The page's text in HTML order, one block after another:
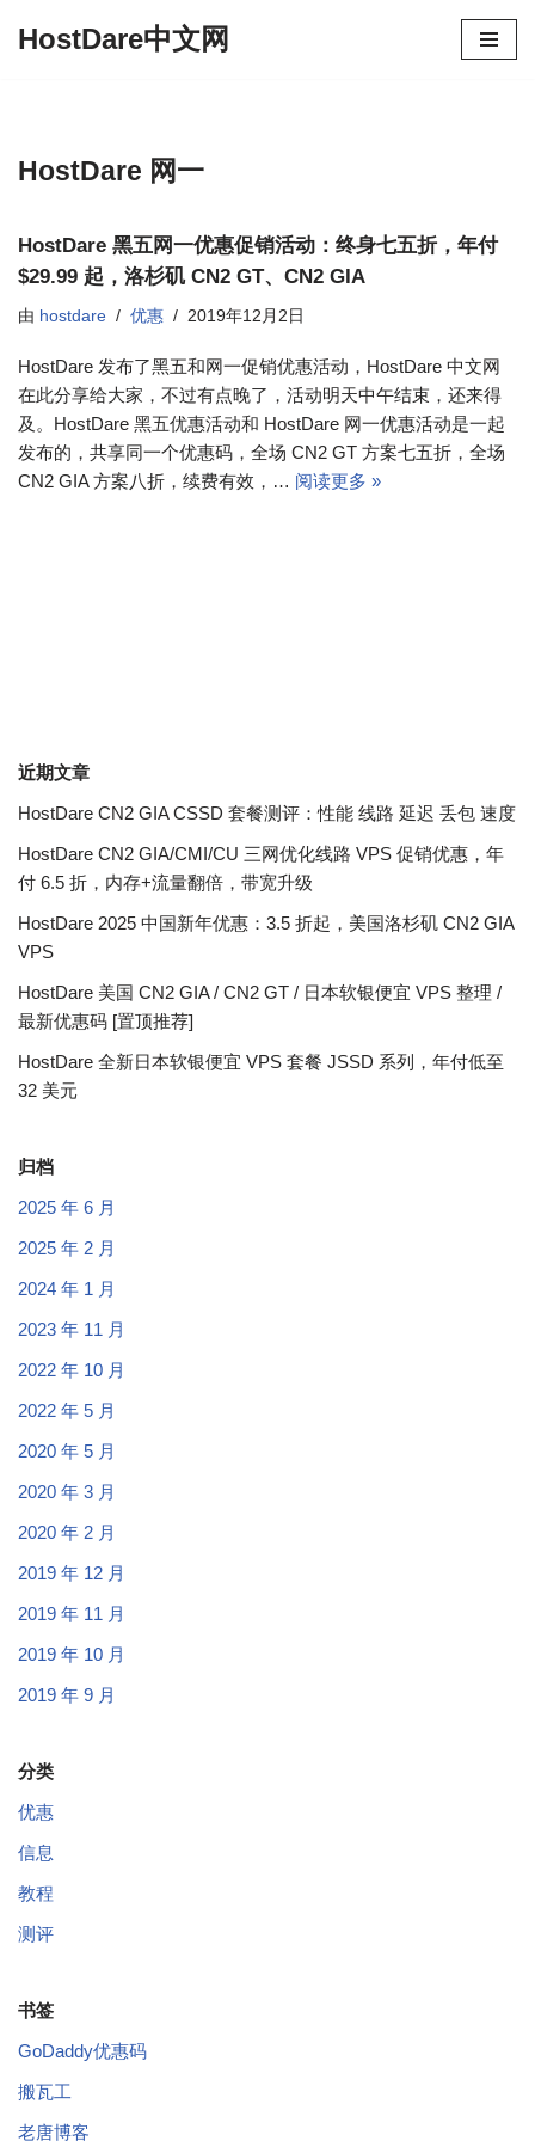
HostDare中文网
HostDare 网一
HostDare 黑五网一优惠促销活动：终身七五折，年付
$29.99 起，洛杉矶 CN2 GT、CN2 GIA
由 hostdare 优惠 2019年12月2日
HostDare 发布了黑五和网一促销优惠活动，HostDare 中文网
在此分享给大家，不过有点晚了，活动明天中午结束，还来得
及。HostDare 黑五优惠活动和 HostDare 网一优惠活动是一起
发布的，共享同一个优惠码，全场 CN2 GT 方案七五折，全场
CN2 GIA 方案八折，续费有效，… 阅读更多 »
近期文章
HostDare CN2 GIA CSSD 套餐测评：性能 线路 延迟 丢包 速度
HostDare CN2 GIA/CMI/CU 三网优化线路 VPS 促销优惠，年
付 6.5 折，内存+流量翻倍，带宽升级
HostDare 2025 中国新年优惠：3.5 折起，美国洛杉矶 CN2 GIA
VPS
HostDare 美国 CN2 GIA / CN2 GT / 日本软银便宜 VPS 整理 /
最新优惠码 [置顶推荐]
HostDare 全新日本软银便宜 VPS 套餐 JSSD 系列，年付低至
32 美元
归档
2025 年 6 月
2025 年 2 月
2024 年 1 月
2023 年 11 月
2022 年 10 月
2022 年 5 月
2020 年 5 月
2020 年 3 月
2020 年 2 月
2019 年 12 月
2019 年 11 月
2019 年 10 月
2019 年 9 月
分类
优惠
信息
教程
测评
书签
GoDaddy优惠码
搬瓦工
老唐博客